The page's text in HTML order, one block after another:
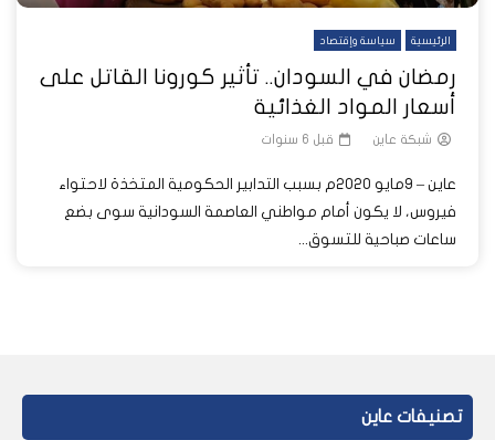
الرئيسية سياسة وإقتصاد
رمضان في السودان.. تأثير كورونا القاتل على
أسعار المواد الغذائية
شبكة عاين قبل 6 سنوات
عاين – 9مايو 2020م بسبب التدابير الحكومية المتخذة لاحتواء
فيروس، لا يكون أمام مواطني العاصمة السودانية سوى بضع
ساعات صباحية للتسوق...
تصنيفات عاين